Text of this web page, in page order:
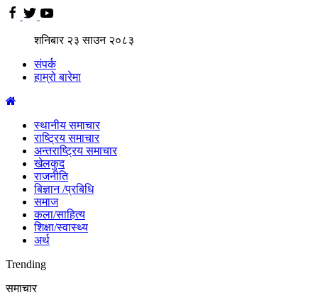
शनिबार २३साउन २०८३
संपर्क
हाम्रो बारेमा
स्थानीय समाचार
राष्ट्रिय समाचार
अन्तराष्ट्रिय समाचार
खेलकुद
राजनीति
बिज्ञान /प्रबिधि
समाज
कला/साहित्य
शिक्षा/स्वास्थ्य
अर्थ
Trending
समाचार